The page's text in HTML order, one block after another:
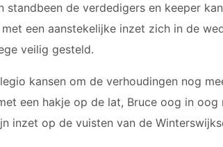
standbeen de verdedigers en keeper
een aanstekelijke inzet zich in de
veilig gesteld.
kansen om de verhoudingen nog
een hakje op de lat, Bruce oog in
inzet op de vuisten van de